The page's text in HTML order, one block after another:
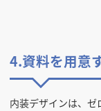
4.資料を用意
内装デザインは、